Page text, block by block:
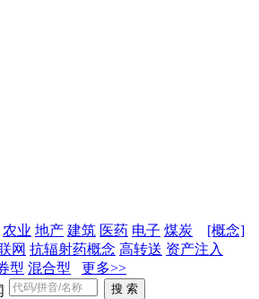
农业 地产 建筑 医药 电子 煤炭
[概念]
网 抗辐射药概念 高转送 资产注入
型 混合型
更多>>